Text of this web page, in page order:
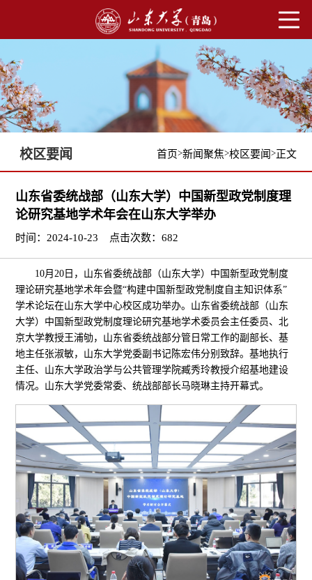
校区要闻 首页>新闻聚焦>校区要闻 >正文
山东省委统战部（山东大学）中国新型政党制度理
论研究基地学术年会在山东大学举办
时间：2024-10-23 点击次数：682
10月20日，山东省委统战部（山东大学）中国新型政党制度
理论研究基地学术年会暨“构建中国新型政党制度自主知识体系”
学术论坛在山东大学中心校区成功举办。山东省委统战部（山东
大学）中国新型政党制度理论研究基地学术委员会主任委员、北
京大学教授王浦劬，山东省委统战部分管日常工作的副部长、基
地主任张淑敏，山东大学党委副书记陈宏伟分别致辞。基地执行
主任、山东大学政治学与公共管理学院臧秀玲教授介绍基地建设
情况。山东大学党委常委、统战部部长马晓琳主持开幕式。